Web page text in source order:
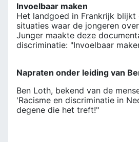
Invoelbaar maken
Het landgoed in Frankrijk
situaties waar de jongeren
Junger maakte deze
discriminatie: "Invoelbaar
Napraten onder leiding van
Ben Loth, bekend van de
'Racisme en discriminatie in
degene die het treft!"